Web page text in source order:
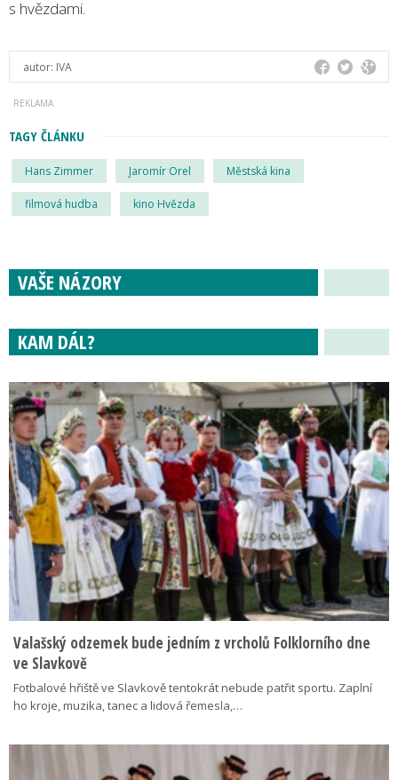
s hvězdami.
autor: IVA
TAGY ČLÁNKU
Hans Zimmer Jaromír Orel Městská kina
filmová hudba kino Hvězda
VAŠE NÁZORY
KAM DÁL?
Valašský odzemek bude jedním z vrcholů Folklorního dne
ve Slavkově
Fotbalové hřiště ve Slavkově tentokrát nebude patřit sportu. Zaplní
ho kroje, muzika, tanec a lidová řemesla,…